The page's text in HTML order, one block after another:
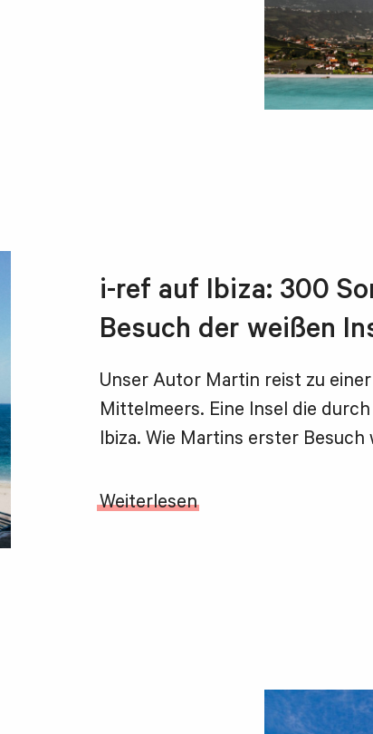
i-ref auf Ibiza: 300
Besuch der weißen
Unser Autor Martin reist zu
Mittelmeers. Eine Insel die
Ibiza. Wie Martins erster Besuch
Weiterlesen